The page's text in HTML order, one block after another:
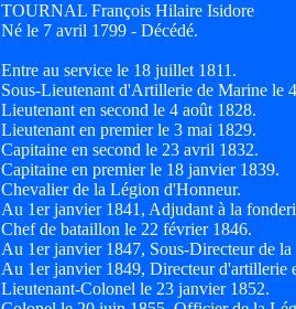
TOURNAL François Hilaire Isidore
Né le 7 avril 1799 - Décédé.
Entre au service le 18 juillet 1811.
Sous-Lieutenant d'Artillerie de Marine le
Lieutenant en second le 4 août 1828.
Lieutenant en premier le 3 mai 1829.
Capitaine en second le 23 avril 1832.
Capitaine en premier le 18 janvier 1839.
Chevalier de la Légion d'Honneur.
Au 1er janvier 1841, Adjudant à la
Chef de bataillon le 22 février 1846.
Au 1er janvier 1847, Sous-Directeur de
Au 1er janvier 1849, Directeur
Lieutenant-Colonel le 23 janvier 1852.